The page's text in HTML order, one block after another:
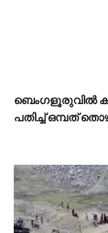
ബെംഗളൂരുവിൽ
പതിച്ച് ഒമ്പത്